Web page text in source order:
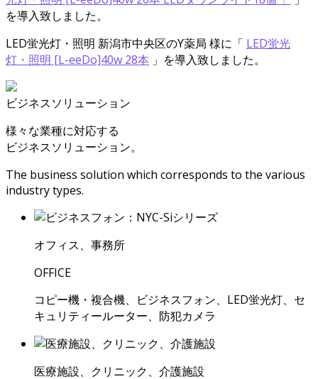
を導入致しました。
LED蛍光灯・照明 新潟市中央区のY薬局 様に「 LED蛍光
灯・照明 [L-eeDo]40w 28本 」を導入致しました。
ビジネスソリューション
様々な業種に対応する
ビジネスソリューション。
The business solution which corresponds to the various
industry types.
オフィス、事務所
OFFICE
コピー機・複合機、ビジネスフォン、LED蛍光灯、セ
キュリティールーター、防犯カメラ
医療施設、クリニック、介護施設